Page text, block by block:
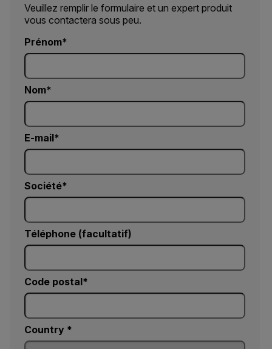
Veuillez remplir le formulaire et un expert produit
vous contactera sous peu.
Prénom
Nom
E-mail
Société
Téléphone (facultatif)
Code postal*
Country *